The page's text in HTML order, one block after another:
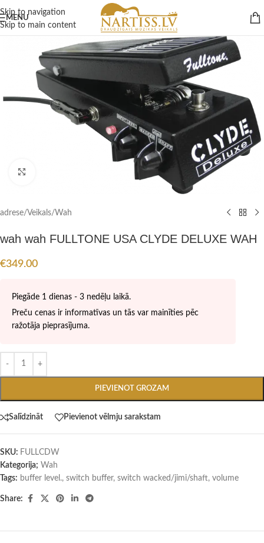
Skip to navigation
Skip to main content
MENU
adrese/Veikals/Wah
wah wah FULLTONE USA CLYDE DELUXE WAH
€349.00
Piegāde 1 dienas - 3 nedēļu laikā.
Preču cenas ir informatīvas un tās var mainīties pēc
ražotāja pieprasījuma.
PIEVIENOT GROZAM
Salīdzināt Pievienot vēlmju sarakstam
SKU: FULLCDW
Kategorija; Wah
Tags: buffer level., switch buffer, switch wacked/jimi/shaft, volume
Share: